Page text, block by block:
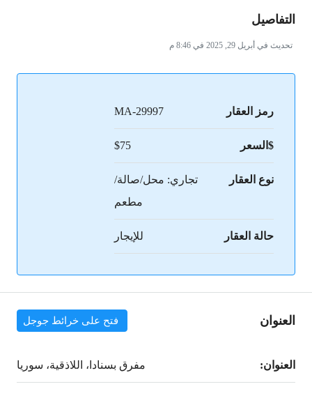
التفاصيل
تحديث في أبريل 29, 2025 في 8:46 م
رمز العقار MA-29997
$السعر $75
نوع العقار
تجاري: محل/صالة/
مطعم
حالة العقار للإيجار
العنوان فتح على خرائط جوجل
العنوان: مفرق بسنادا، اللاذقية، سوريا